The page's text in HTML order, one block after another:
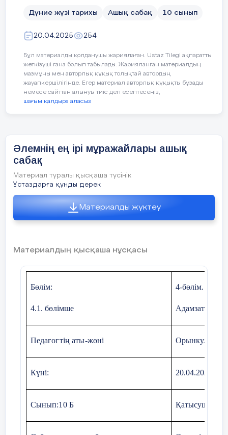
Бекіту Сабақты қорытындылау
Үйге тапсырма
Мысырлық мұражайы
Кері
байланыс
- Нені білдім? Нені үйрендім?
- Немен жұмысты жалғастыру қажет?
кезеңі//
Ұйымдасты
ру
тексеру
Өткен
білімді еске
Ой шақыру:
Оқушыларды сабақтың тақырыбы және
мақсатымен таныстыру.
Жаңа білім
Дүние жүзі тарихы Ашық сабақ 10 сынып
20.04.2025 254
Бұл материалды қолданушы жариялаған. Ustaz Tilegi ақпаратты
жеткізуші ғана болып табылады. Жарияланған материалдың
мазмұны мен авторлық құқық толықтай автордың
жауапкершілігінде. Егер материал авторлық құқықты бұзады
немесе сайттан алынуы тиіс деп есептесеңіз,
шағым қалдыра аласыз
Әлемнің ең ірі мұражайлары ашық
сабақ
Материал туралы қысқаша түсінік
Ұстаздарға құнды дерек
Материалды жүктеу
Материалдың қысқаша нұсқасы
Бөлім:
4.1. бөлімше
4-бөлім.
Адамзаттың
Педагогтің аты-жөні Орынкулова
Күні: 20.04.2021ж.
Сынып:10 Б Қатысушылар